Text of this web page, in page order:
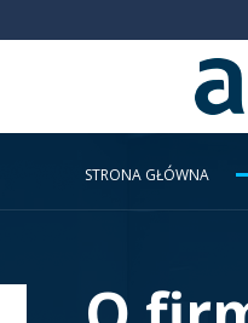
STRONA GŁÓWNA